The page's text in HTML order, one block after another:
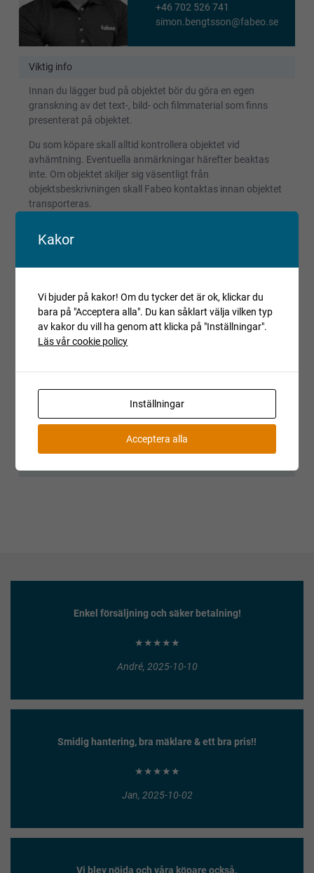
+46 702 526 741
simon.bengtsson@fabeo.se
Viktig info
Innan du lägger bud på objektet bör du göra en egen
granskning av det text-, bild- och filmmaterial som finns
presenterat på objektet.
Du som köpare skall alltid kontrollera objektet vid
avhämtning. Eventuella anmärkningar härefter beaktas
inte. Om objektet skiljer sig väsentligt från
objektsbeskrivningen skall Fabeo kontaktas innan objektet
transporteras.
reparationsobjekt, har det ej fått en fullständig kontroll eller
Registrerade fordon säljs avställda om inget annat anges.
Villkor och regler
Auktionen är avslutad
Är du intresserad av objektet men deltog inte i
budgivningen, var vänlig kontakta ansvarig mäklare för
Enkel försäljning och säker betalning!
★★★★★
André, 2025-10-10
Smidig hantering, bra mäklare & ett bra pris!!
★★★★★
Jan, 2025-10-02
Vi blev nöjda och våra köpare också.
Kakor
Vi bjuder på kakor! Om du tycker det är ok, klickar du
bara på "Acceptera alla". Du kan såklart välja vilken typ
av kakor du vill ha genom att klicka på "Inställningar".
Läs vår cookie policy
Inställningar
Acceptera alla